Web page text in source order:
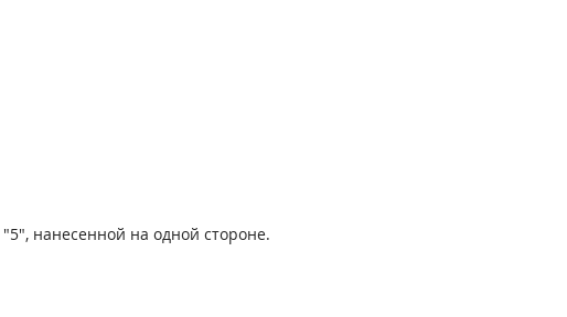
нанесенной на одной стороне.